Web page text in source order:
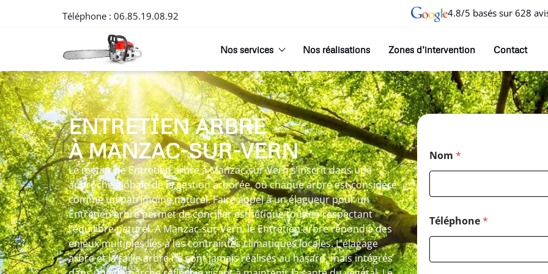
Téléphone : 06.85.19.08.92 4.8/5 basés sur 628
Nos services Nos réalisations Zones d’intervention Contact
ENTRETIEN ARBRE
À MANZAC-SUR-VERN
Le métier de Entretien arbre à Manzac-sur-Vern s’inscrit dans une
approche globale de la gestion arborée, où chaque arbre est considéré
comme un patrimoine naturel. Faire appel à un élagueur pour un
Entretien arbre permet de concilier esthétique tout en respectant
l’équilibre naturel. A Manzac-sur-Vern, le Entretien arbre répond à des
enjeux multiples liés à les contraintes climatiques locales. L’élagage
arbre et la taille arbre ne sont jamais réalisés au hasard, mais intégrés
Nom *
Téléphone*